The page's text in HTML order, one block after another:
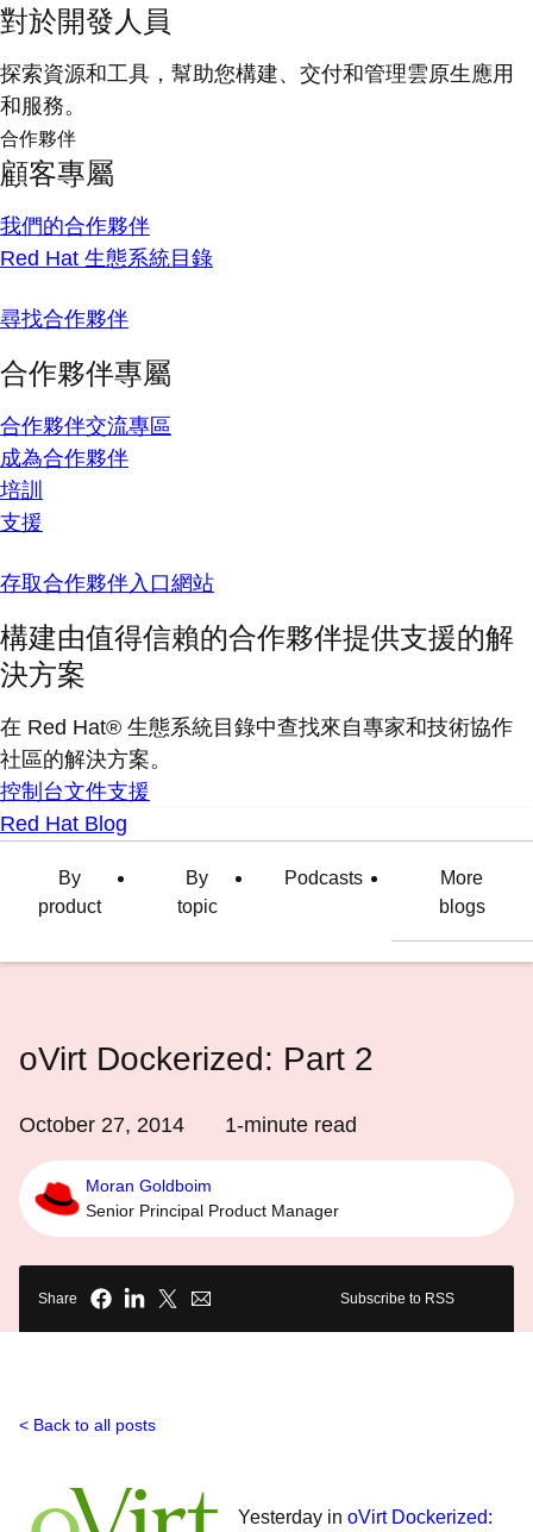
對於開發人員
探索資源和工具，幫助您構建、交付和管理雲原生應用
和服務。
合作夥伴
顧客專屬
我們的合作夥伴
Red Hat 生態系統目錄
尋找合作夥伴
合作夥伴專屬
合作夥伴交流專區
成為合作夥伴
培訓
支援
存取合作夥伴入口網站
構建由值得信賴的合作夥伴提供支援的解
決方案
在 Red Hat® 生態系統目錄中查找來自專家和技術協作
社區的解決方案。
控制台文件支援
Red Hat Blog
By
product
By
topic
Podcasts
More
blogs
oVirt Dockerized: Part 2
October 27, 2014 1-minute read
Moran Goldboim
Senior Principal Product Manager
Share Subscribe to RSS
Back to all posts
Yesterday in oVirt Dockerized: